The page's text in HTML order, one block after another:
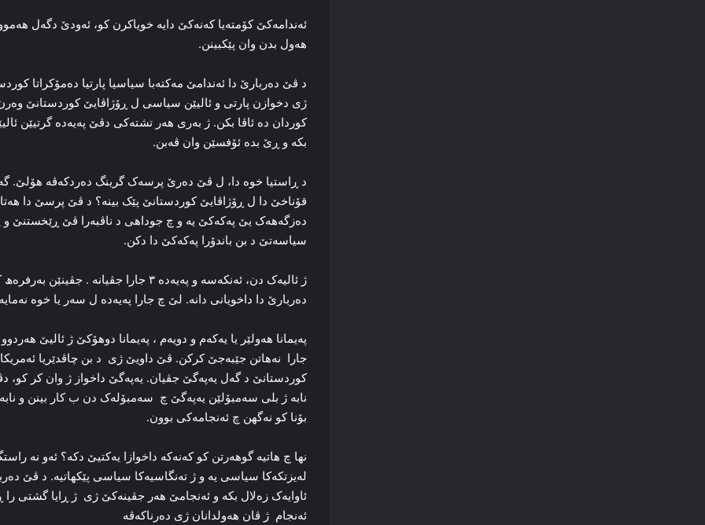
ئه‌ندامه‌کێ کۆمته‌یا کەنەکێ دایه‌ خویاکرن کو، ئه‌ودێ دگەل
هه‌ول بدن وان پێكبینن.
د ڤێ ده‌ربارێ دا ئه‌ندامێ مه‌کته‌با سیاسیا پارتیا دەمۆكراتا
ژی دخوازن پارتی و ئالیێن سیاسی ل ڕۆژاڤایێ کوردستانێ
کوردان ده‌ ئاڤا بکن. ژ به‌ری هه‌ر تشته‌کی دڤێ پەیەدە گرتیێن
بکه‌ و ڕێ بده‌ ئۆفسێن وان ڤه‌بن.
د ڕاستیا خوه‌ دا، ل ڤێ ده‌رێ پرسه‌ک گرینگ ده‌ردکه‌ڤه‌ هۆلێ.
قۆناخێ دا ل ڕۆژاڤایێ کوردستانێ پێک بینە؟ د ڤێ پرسێ دا
ده‌زگه‌هه‌ک یێ پەکەکێ یه‌ و چ جوداھی د ناڤبەرا ڤێ ڕێخستنێ و
سیاسه‌تێ د بن باندۆرا پەکەکێ دا دکن.
ژ ئالیه‌ک دن، ئه‌نکەسە و پەیەدە ۳ جارا
ده‌ربارێ دا داخویانی دانه‌. لێ چ جارا پەیەدە ل سه‌ر یا خوه‌
په‌یمانا هه‌ولێر یا یه‌که‌م و دویه‌م ، په‌یمانا دوهۆکێ ژ ئالیێ
جارا نەھاتن جێبەجێ كركن. ڤێ داویێ ژی د بن چاڤدێریا
کوردستانێ د گه‌ل یەپەگێ جڤیان. یەپەگێ داخواز ژ وان کر کو،
نابە ژ بلی سه‌مبۆلێن یەپەگێ چ سه‌مبۆله‌ک دن ب کار بینن و
بۆنا كو نه‌گهن چ ئه‌نجامه‌کی بوون.
نها چ هاتیه‌ گوهه‌رتن كو کەنەکە داخوازا یه‌کتیێ دکه‌؟ ئه‌و نه‌
له‌یزتکه‌کا سیاسی یه‌ و ژ ته‌نگاسیه‌کا سیاسی پێکهاتیه‌. د ڤێ
ئاوایه‌ک زه‌لال بکه‌ و ئه‌نجامێ هه‌ر جڤینه‌کێ ژی ژ ڕایا گشتی
ئه‌نجام ژ ڤان هه‌ولدانان ژی دەرناكەڤە